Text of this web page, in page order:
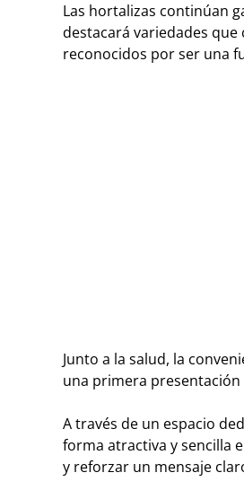
Las hortalizas continúan
destacará variedades
reconocidos por ser una
Junto a la salud, la
una primera presentación
A través de un espacio
forma atractiva y sencilla
y reforzar un mensaje